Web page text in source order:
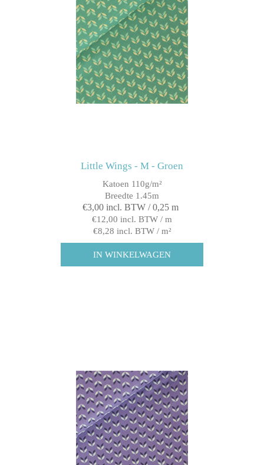
Little Wings - M - Groen
Katoen 110g/m²
Breedte 1.45m
€3,00 incl. BTW / 0,25 m
€12,00 incl. BTW / m
€8,28 incl. BTW / m²